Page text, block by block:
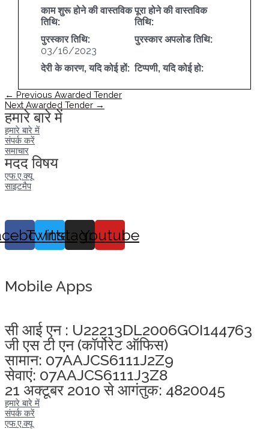
काम शुरू होने की वास्तविक
तिथि:
पूरा होने की वास्तविक
तिथि:
पुरस्कार तिथि:
03/16/2023
पुरस्कार अपलोड तिथि:
देरी के कारण, यदि कोई हों: टिप्पणी, यदि कोई हो:
पोस्ट
नेविगेशन
← Previous Awarded Tender
Next Awarded Tender →
हमारे बारे में
हमारे बारे में
संपर्क करें
समाचार
मदद विषय
एफ.ए.क्यू
साइटमैप
Twitter
Instagram
Youtube
Mobile Apps
सी आई एन : U22213DL2006GOI144763
जी एस टी एन (कॉर्पोरेट ऑफिस)
सामान: 07AAJCS6111J2Z9
सेवाएं: 07AAJCS6111J3Z8
21 अक्टूबर 2010 से आगंतुक: 4820045
हमारे बारे में
संपर्क करें
एफ.ए.क्यू